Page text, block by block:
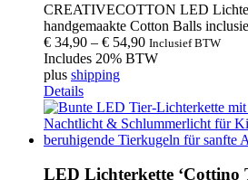
CREATIVECOTTON LED
handgemaakte Cotton Balls
€ 34,90 – € 54,90 Inclusief BTW
Includes 20% BTW
plus shipping
Details
LED Lichterkette ‘Cottino